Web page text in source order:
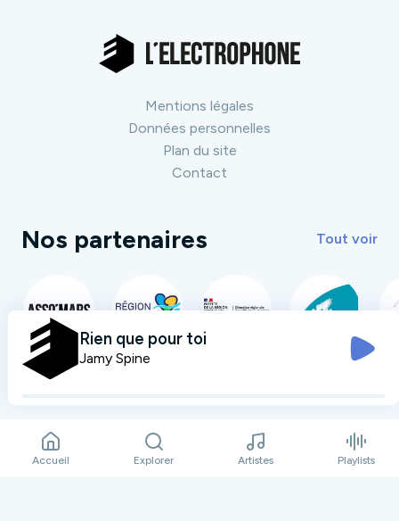
Mentions légales
Données personnelles
Plan du site
Contact
Nos partenaires Tout voir
Rien que pour toi
Jamy Spine
Accueil Explorer Artistes Playlists